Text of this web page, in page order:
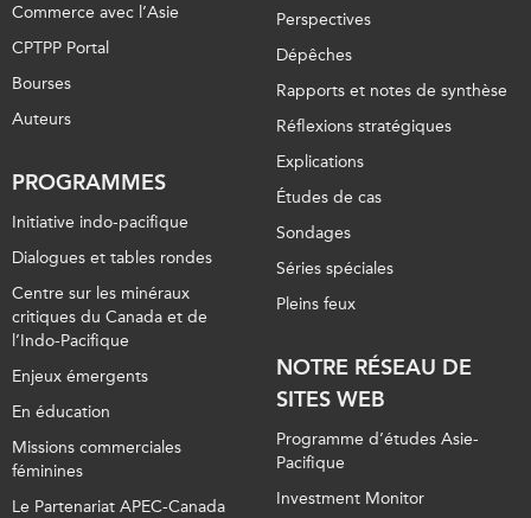
Commerce avec l’Asie
CPTPP Portal
Bourses
Auteurs
PROGRAMMES
Initiative indo-pacifique
Dialogues et tables rondes
Centre sur les minéraux
critiques du Canada et de
l’Indo-Pacifique
Enjeux émergents
En éducation
Missions commerciales
féminines
Le Partenariat APEC-Canada
Perspectives
Dépêches
Rapports et notes de synthèse
Réflexions stratégiques
Explications
Études de cas
Sondages
Séries spéciales
Pleins feux
NOTRE RÉSEAU DE
SITES WEB
Programme d’études Asie-
Pacifique
Investment Monitor